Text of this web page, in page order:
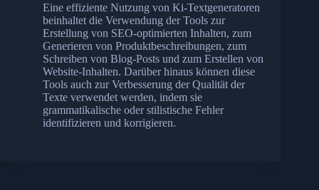
Eine effiziente Nutzung von Ki-Textgeneratoren
beinhaltet die Verwendung der Tools zur
Erstellung von SEO-optimierten Inhalten, zum
Generieren von Produktbeschreibungen, zum
Schreiben von Blog-Posts und zum Erstellen von
Website-Inhalten. Darüber hinaus können diese
Tools auch zur Verbesserung der Qualität der
Texte verwendet werden, indem sie
grammatikalische oder stilistische Fehler
identifizieren und korrigieren.